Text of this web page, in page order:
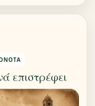
επιστρέφει